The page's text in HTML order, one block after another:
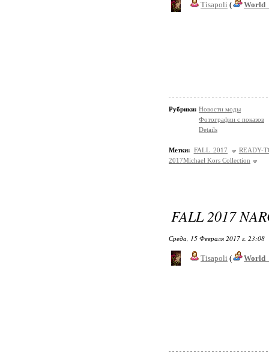
Tisapoli (
Рубрики: Новости моды
Фотографии с показов
Details
Метки: FALL 2017
READY-
2017Michael Kors Collection
FALL 2017
Среда, 15 Февраля 2017 г. 23:08
Tisapoli (